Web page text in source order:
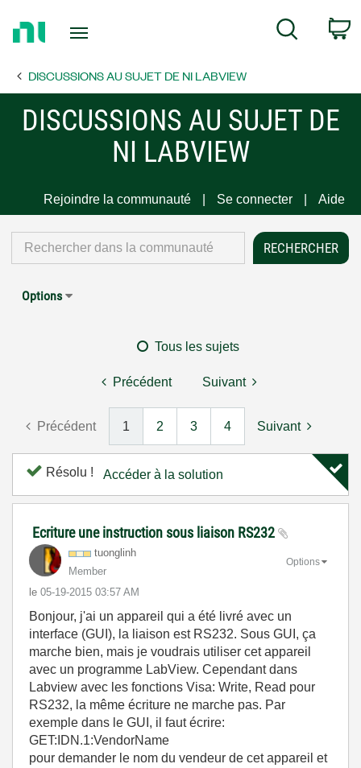
Page
Search
DISCUSSIONS AU SUJET DE NI LABVIEW
DISCUSSIONS AU SUJET DE
NI LABVIEW
Rejoindre la communauté Se connecter Aide
Options
Tous les sujets
Précédent Suivant
Précédent 1 2 3 4 Suivant
Résolu ! Accéder à la solution
Ecriture une instruction sous liaison RS232
tuonglinh
Member
le ‎05-19-2015 03:57 AM
Options
Bonjour, j'ai un appareil qui a été livré avec un
interface (GUI), la liaison est RS232. Sous GUI, ça
marche bien, mais je voudrais utiliser cet appareil
avec un programme LabView. Cependant dans
Labview avec les fonctions Visa: Write, Read pour
RS232, la même écriture ne marche pas. Par
exemple dans le GUI, il faut écrire:
GET:IDN.1:VendorName
pour demander le nom du vendeur de cet appareil et